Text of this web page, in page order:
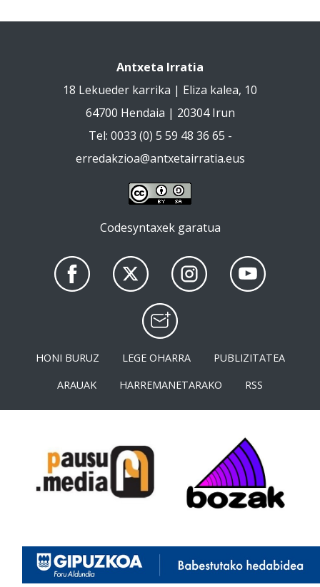
Antxeta Irratia
18 Lekueder karrika | Eliza kalea, 10
64700 Hendaia | 20304 Irun
Tel: 0033 (0) 5 59 48 36 65 -
erredakzioa@antxetairratia.eus
Codesyntaxek garatua
HONI BURUZ LEGE OHARRA
PUBLIZITATEA
ARAUAK
HARREMANETARAKO RSS